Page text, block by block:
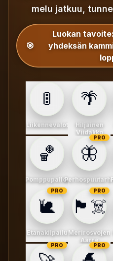
melu jatkuu,
🎯
Luokan tavoite:
yhdeksän
🚦
Liikennevalot
🌴
Hiljainen
Viidakko
🏀
Pomppupallot
🦋
PRO
🐌
PRO
Etanakilpailu
🏴‍☠️
PRO
Merirosvojen
Aarre
PRO PRO